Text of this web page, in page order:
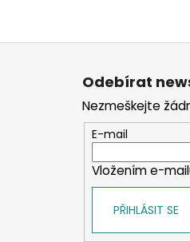
Z
Odebírat
Nezmeškejte
E-mail
Vložením e-
PŘIHLÁSIT SE